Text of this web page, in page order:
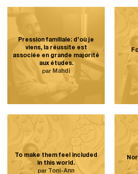
Pression familiale: d’où je
viens, la réussite est
associée en grande majorité
aux études.
par Mahdi
To make them feel included
in this world.
par Toni-Ann